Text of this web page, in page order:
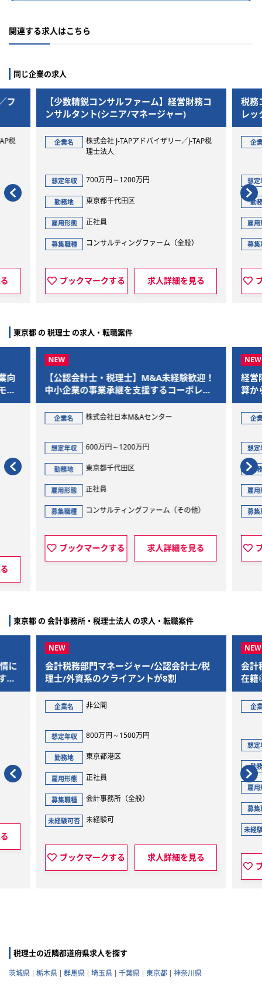
関連する求人はこちら
同じ企業の求人
ファーム】経営財務コ
ア/マネージャー)
TAPアドバイザリー／J-TAP税
田区
ィングファーム（全般）
求人詳細を見る
税務コンサルタント／マネージ
レックス＆リモート有！
企業名
株式会社 J-TAPアドバイザリ
想定年収
募集職種 コンサルティングファーム（
ブックマークする 求人詳
東京都 の 税理士 の求人・転職案件
士・税理士】M&A未経験歓迎！
事業承継を支援するコーポレー
ザー
株式会社日本M&Aセンター
600万円～1200万円
東京都千代田区
コンサルティングファーム（その他）
求人詳細を見る
経営陣と伴走する将来の
算からグループ全体のガ
を一気通貫で担当
企業名 株式会社Gaudiy
800万円～1200万
東京都渋谷区
募集職種 経理・財務（全般
ブックマークする
東京都 の 会計事務所・税理士法人 の求人・転職案件
務部門マネージャー/公認会計士/税
外資系のクライアントが8割
800万円～1500万円
東京都港区
形態
会計事務所（全般）
未経験可
ックマークする 求人詳細を見る
会計税務アシスタ
在籍◎英語を活か
グローバル
421万円～
東京都港区
会計事務所
未経験可
ブックマークする
税理士の近隣都道府県求人を探す
茨城県 栃木県 群馬県 埼玉県 千葉県 東京都 神奈川県